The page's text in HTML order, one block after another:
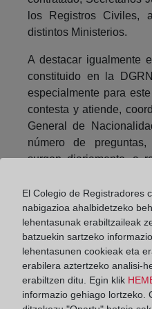
los Registros Civiles,
distintos Ministerios.
A destacar igualmente
constituido en la
especialmente para
contesta y atiende,
General de
número de
surgen diariamente, a
De igual forma, hay
líderes en sus
especialización, que
know how y expertise:
• IECISA, a cargo del
físicos desde los
El Colegio de Registradores
nabigazioa ahalbidetzeko
lehentasunak erabiltzaileak
batzuekin sartzeko
lehentasunen cookieak eta
erabilera aztertzeko analisi-
erabiltzen ditu. Egin klik
informazio gehiago lortzeko.